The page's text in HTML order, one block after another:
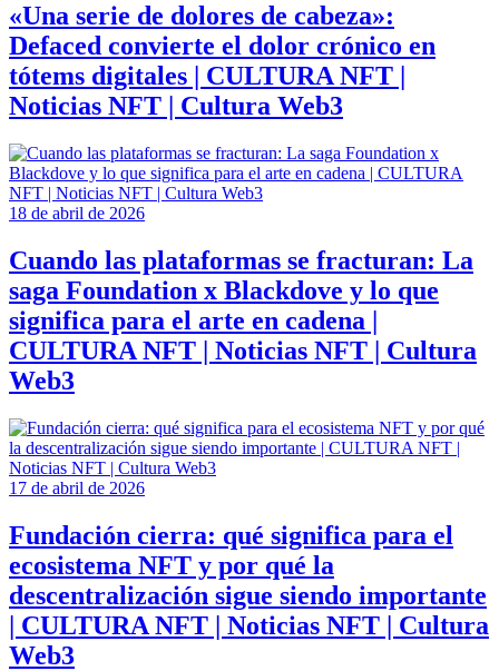
«Una serie de dolores de cabeza»:
Defaced convierte el dolor crónico en
tótems digitales | CULTURA NFT |
Noticias NFT | Cultura Web3
18 de abril de 2026
Cuando las plataformas se fracturan: La
saga Foundation x Blackdove y lo que
significa para el arte en cadena |
CULTURA NFT | Noticias NFT | Cultura
Web3
17 de abril de 2026
Fundación cierra: qué significa para el
ecosistema NFT y por qué la
descentralización sigue siendo importante
| CULTURA NFT | Noticias NFT | Cultura
Web3